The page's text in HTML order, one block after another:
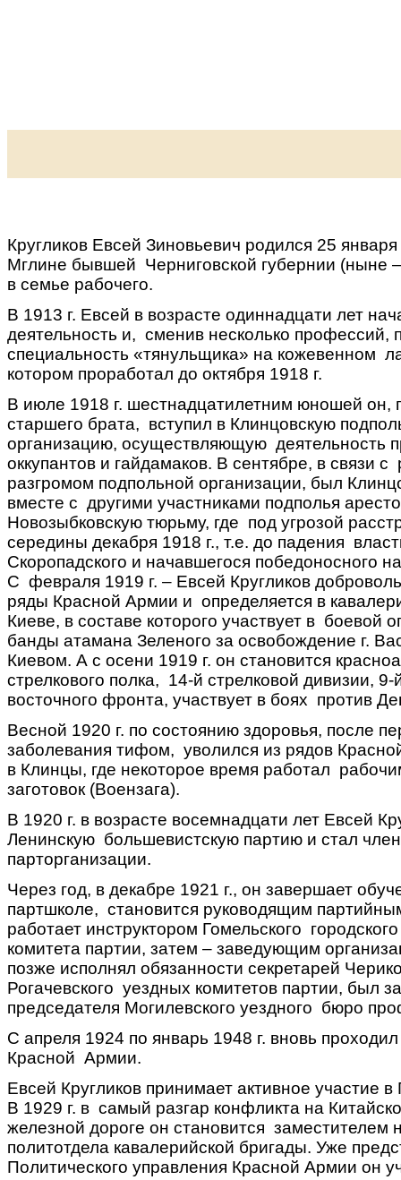
Кругликов Евсей Зиновьевич родился 25
Мглине бывшей Черниговской губернии (ныне
в семье рабочего.
В 1913 г. Евсей в возрасте одиннадцати лет
деятельность и, сменив несколько профессий,
специальность «тянульщика» на кожевенном
котором проработал до октября 1918 г.
В июле 1918 г. шестнадцатилетним юношей он,
старшего брата, вступил в Клинцовскую
организацию, осуществляющую деятельность
оккупантов и гайдамаков. В сентябре, в связи
разгромом подпольной организации, был
вместе с другими участниками подполья
Новозыбковскую тюрьму, где под угрозой
середины декабря 1918 г., т.е. до падения
Скоропадского и начавшегося победоносного
С февраля 1919 г. – Евсей Кругликов
ряды Красной Армии и определяется в
Киеве, в составе которого участвует в боевой
банды атамана Зеленого за освобождение г.
Киевом. А с осени 1919 г. он становится
стрелкового полка, 14-й стрелковой дивизии,
восточного фронта, участвует в боях против
Весной 1920 г. по состоянию здоровья, после
заболевания тифом, уволился из рядов
в Клинцы, где некоторое время работал
заготовок (Воензага).
В 1920 г. в возрасте восемнадцати лет Евсей
Ленинскую большевистскую партию и стал
парторганизации.
Через год, в декабре 1921 г., он завершает
партшколе, становится руководящим
работает инструктором Гомельского
комитета партии, затем – заведующим
позже исполнял обязанности секретарей
Рогачевского уездных комитетов партии, был
председателя Могилевского уездного бюро
С апреля 1924 по январь 1948 г. вновь
Красной Армии.
Евсей Кругликов принимает активное участие
В 1929 г. в самый разгар конфликта на
железной дороге он становится заместителем
политотдела кавалерийской бригады. Уже
Политического управления Красной Армии он